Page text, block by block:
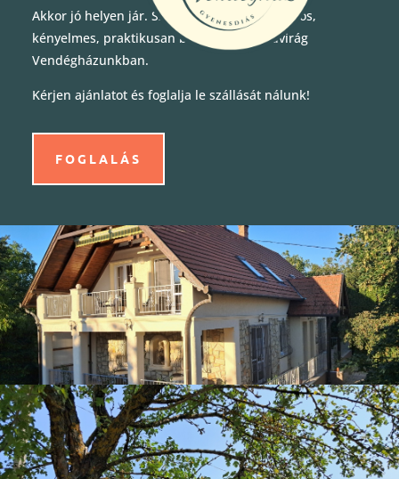
Akkor jó helyen jár. Szeretettel várjuk otthonos,
kényelmes, praktikusan berendezett Vadvirág
Vendégházunkban.
Kérjen ajánlatot és foglalja le szállását nálunk!
FOGLALÁS